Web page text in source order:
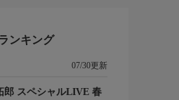
ンキング
07/30更新
郎 スペシャルLIVE 春